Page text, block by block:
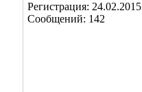
Регистрация: 24.02.2015
Сообщений: 142